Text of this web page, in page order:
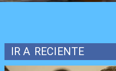
IR A RECIENTE